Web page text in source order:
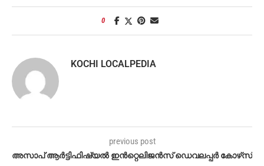
0
KOCHI LOCALPEDIA
previous post
അസാപ് ആർട്ടിഫിഷ്യൽ ഇൻറ്റെലിജൻസ് ഡെവലപ്പർ കോഴ്‌സ്